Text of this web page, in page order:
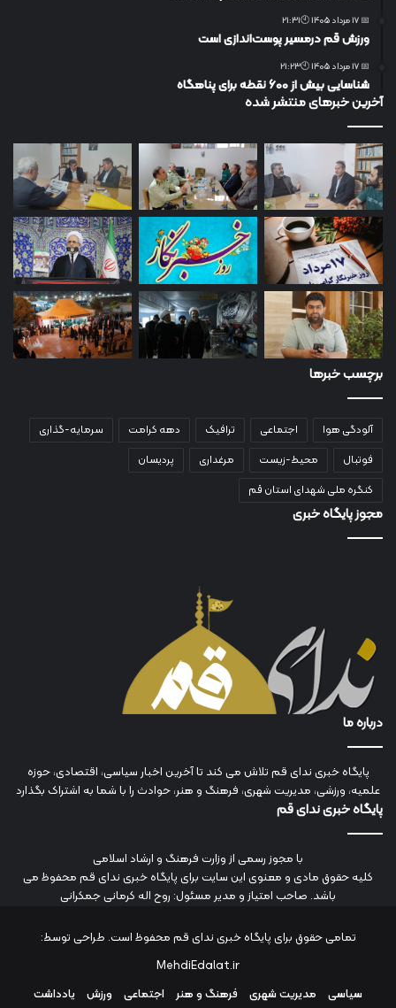
📅 17 مرداد 1405 🕙21:31
ورزش قم درمسیر پوست‌اندازی است
📅 17 مرداد 1405 🕙21:23
شناسایی بیش از ۶۰۰ نقطه برای پناهگاه
آخرین خبرهای منتشر شده
برچسب خبرها
آلودگی هوا اجتماعی ترافیک دهه کرامت
سرمایه-گذاری
فوتبال
محیط-زیست مرغداری
پردیسان
کنگره ملی شهدای استان قم
مجوز پایگاه خبری
درباره ما
پایگاه خبری ندای قم تلاش می کند تا آخرین اخبار سیاسی، اقتصادی، حوزه
علمیه، ورزشی، مدیریت شهری، فرهنگ و هنر، حوادث را با شما به اشتراک بگذارد
پایگاه خبری ندای قم
با مجوز رسمی از وزارت فرهنگ و ارشاد اسلامی
کلیه حقوق مادی و معنوی این سایت برای پایگاه خبری ندای قم محفوظ می
باشد. صاحب امتیاز و مدیر مسئول: روح اله کرمانی جمکرانی
تمامی حقوق برای پایگاه خبری ندای قم محفوظ است. طراحی توسط:
MehdiEdalat.ir
سیاسی
مدیریت شهری فرهنگ و هنر اجتماعی ورزش یادداشت